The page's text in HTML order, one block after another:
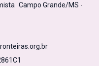
Campo Grande/MS -